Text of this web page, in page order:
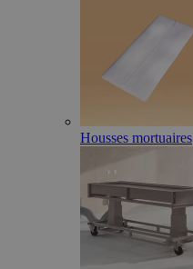
Housses mortuaires